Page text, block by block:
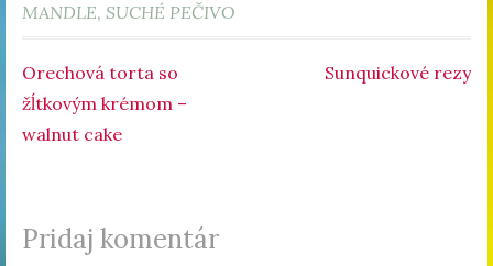
MANDLE, SUCHÉ PEČIVO
Navigácia v článku
Orechová torta so
žĺtkovým krémom –
walnut cake
Sunquickové rezy
Pridaj komentár